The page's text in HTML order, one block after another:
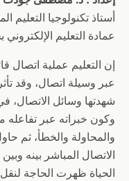
أستاذ تكنولوجيا التعليم
عمادة التعليم
إن التعليم عملية
عبر وسيلة اتصال، وقد
شهدتها وسائل الاتصال،
وكون خبراته عبر تفاعله
والمحاولة والخطأ، ثم
الاتصال المباشر بينه
الحياة ظهرت الحاجة